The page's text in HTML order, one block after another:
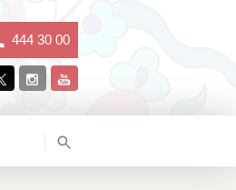
444 30 00